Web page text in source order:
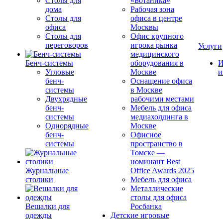
дома
Столы для
офиса
Столы для
переговоров
Бенч-системы
Угловые
бенч-
системы
Двухрядные
бенч-
системы
Однорядные
бенч-
системы
Журнальные
столики
Вешалки для
одежды
Рабочая зона
офиса в центре
Москвы
Офис крупного
игрока рынка
медицинского
оборудования в
Москве
Оснащение офиса
в Москве
рабочими местами
Мебель для офиса
медиахолдинга в
Москве
Офисное
пространство в
Томске —
номинант Best
Office Awards 2025
Мебель для офиса
Металлические
столы для офиса
Росбанка
Детские игровые
Услуги